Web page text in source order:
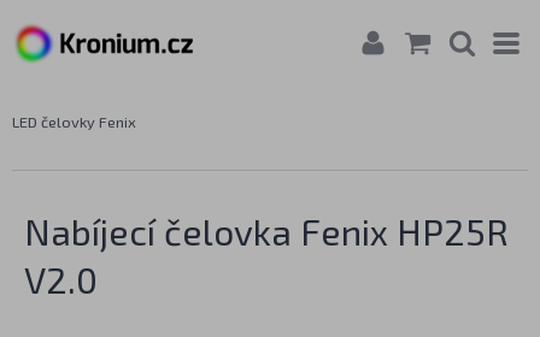
LED čelovky Fenix
Nabíjecí čelovka Fenix HP25R
V2.0